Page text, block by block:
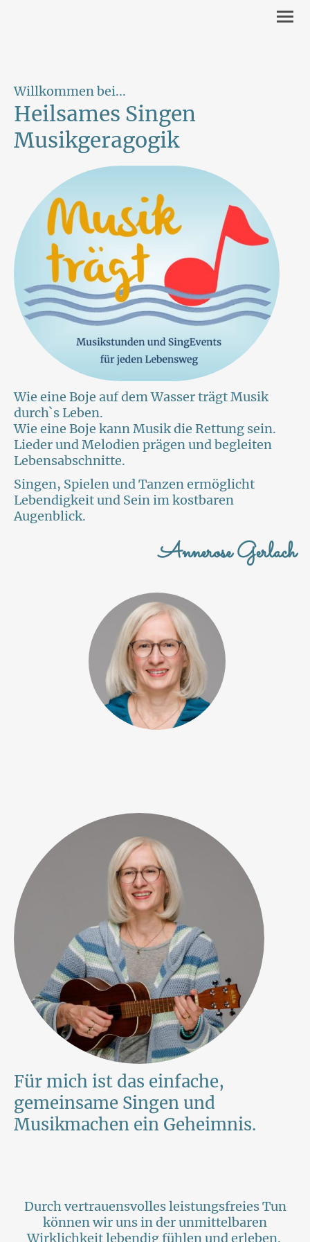
Willkommen bei...
Heilsames Singen
Musikgeragogik
Wie eine Boje auf dem Wasser trägt Musik
durch`s Leben.
Wie eine Boje kann Musik die Rettung sein.
Lieder und Melodien prägen und begleiten
Lebensabschnitte.
Singen, Spielen und Tanzen ermöglicht
Lebendigkeit und Sein im kostbaren
Augenblick.
Annerose Gerlach
Für mich ist das einfache,
gemeinsame Singen und
Musikmachen ein Geheimnis.
Durch vertrauensvolles leistungsfreies Tun
können wir uns in der unmittelbaren
Wirklichkeit lebendig fühlen und erleben.